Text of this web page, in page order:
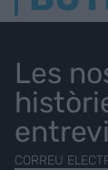
Les
CORREU